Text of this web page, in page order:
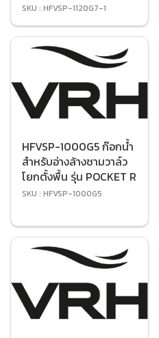
SKU : HFVSP-1120G7-1
HFVSP-1000G5 ก๊อกน้ำ
สำหรับอ่างล้างชามวาล์ว
โยกตั้งพื้น รุ่น POCKET R
SKU : HFVSP-1000G5